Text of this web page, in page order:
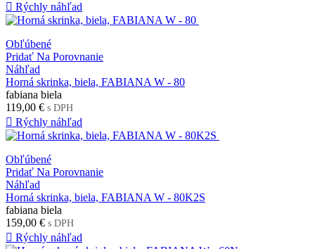
 Rýchly náhľad
Obľúbené
Pridať Na Porovnanie
Náhľad
Horná skrinka, biela, FABIANA W - 80
fabiana biela
119,00 € s DPH
 Rýchly náhľad
Obľúbené
Pridať Na Porovnanie
Náhľad
Horná skrinka, biela, FABIANA W - 80K2S
fabiana biela
159,00 € s DPH
 Rýchly náhľad